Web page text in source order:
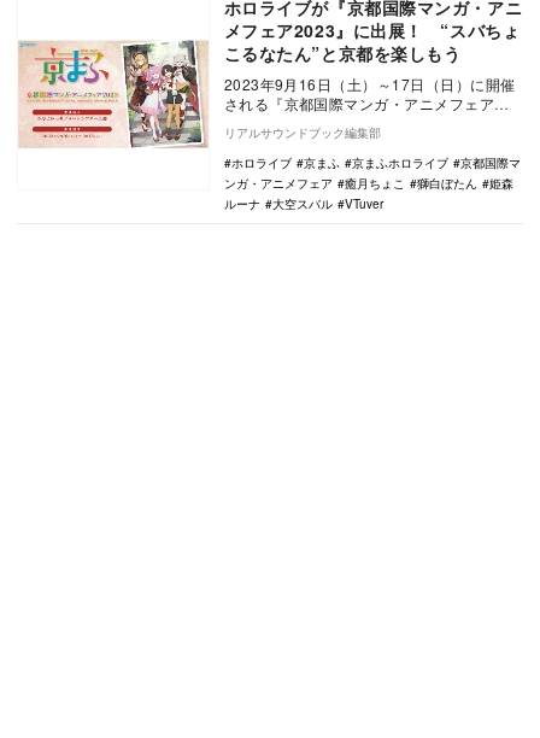
ホロライブが『京都国際マンガ・アニ
メフェア2023』に出展！ “スバちょ
こるなたん”と京都を楽しもう
2023年9月16日（土）～17日（日）に開催
される『京都国際マンガ・アニメフェア
2023』にて、VTuberグループ「ホロライ…
リアルサウンドブック編集部
ホロライブ
京まふ 京まふホロライブ
京都国際マ
ンガ・アニメフェア
癒月ちょこ 獅白ぼたん
姫森
ルーナ
大空スバル VTuver